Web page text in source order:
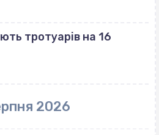
тротуарів на 16
2026